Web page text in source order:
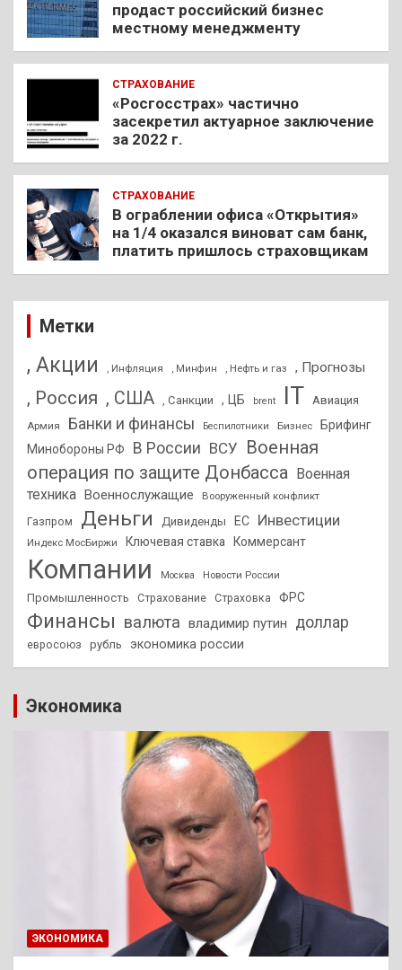
продаст российский бизнес
местному менеджменту
СТРАХОВАНИЕ
«Росгосстрах» частично
засекретил актуарное заключение
за 2022 г.
СТРАХОВАНИЕ
В ограблении офиса «Открытия»
на 1/4 оказался виноват сам банк,
платить пришлось страховщикам
Метки
, Акции , Инфляция , Минфин , Нефть и газ , Прогнозы
, Россия , США , Санкции , ЦБ brent IT Авиация
Армия Банки и финансы Беспилотники Бизнес
Брифинг
Минобороны РФ
В России ВСУ Военная
операция по защите Донбасса
Военная
техника
Военнослужащие Вооруженный конфликт
Газпром Деньги Дивиденды ЕС Инвестиции
Индекс МосБиржи Ключевая ставка Коммерсант
Компании Москва Новости России
Промышленность Страхование Страховка ФРС
Финансы валюта владимир путин доллар
евросоюз рубль экономика россии
Экономика
ЭКОНОМИКА